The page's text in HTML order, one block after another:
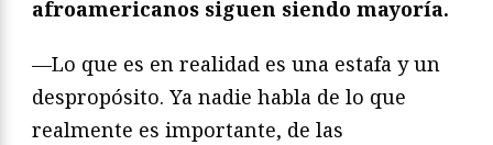
afroamericanos siguen siendo mayoría.
—Lo que es en realidad es una estafa y un
despropósito. Ya nadie habla de lo que
realmente es importante, de las